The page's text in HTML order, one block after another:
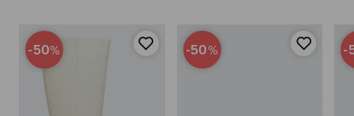
-50% -50% -